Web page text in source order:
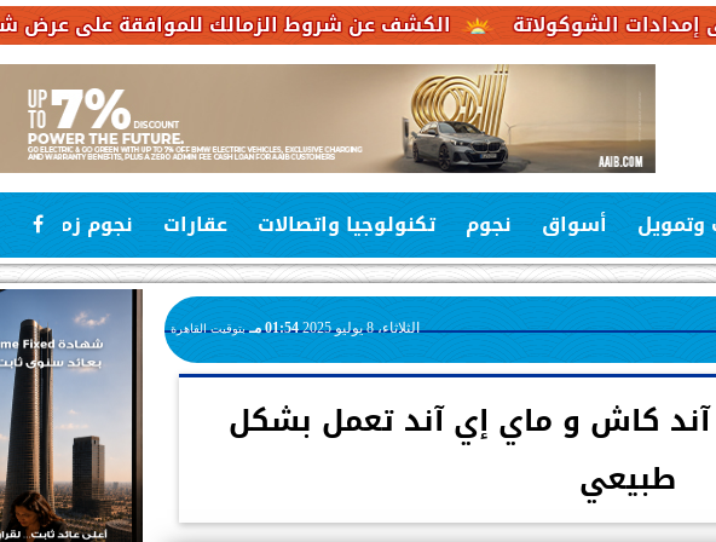
الكشف عن شروط الزمالك للموافقة على عرض شباب الأهلي
وتمويل أسواق نجوم تكنولوجيا واتصالات عقارات نجوم زمان
الثلاثاء، 8 يوليو 2025 01:54 مـ بتوقيت القاهرة
كاش و ماي إي آند تعمل بشكل
طبيعي